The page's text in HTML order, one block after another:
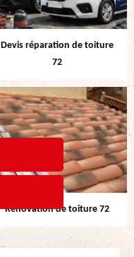
Devis réparation de toiture
72
Rénovation de toiture 72